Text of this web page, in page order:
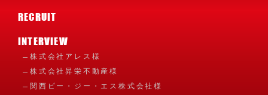
RECRUIT
INTERVIEW
株式会社アレス様
株式会社昇栄不動産様
関西ピー・ジー・エス株式会社様